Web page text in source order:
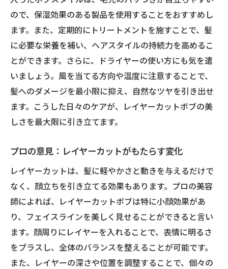
過去のスタイルから脱却するヒント
新たな魅力を引き出すカラーチェンジ
レイヤーカットで自信を持つ秘訣
美的変化を楽しむための心得
おしゃれを楽しむためのスタイリング例
ので、保湿効果のある製品を使用することをおすすめし
ます。また、定期的にトリートメントを施すことで、髪
に必要な栄養を補い、ヘアスタイルの持続力を高めるこ
とができます。さらに、ドライヤーの使い方にも気を遣
いましょう。風を当てる方向や温度に注意することで、
髪へのダメージを最小限に抑え、自然なツヤを引き出せ
ます。こうした日々のケアが、レイヤーカットボブの美
しさを最大限に引き立てます。
プロの意見：レイヤーカットがもたらす変化
レイヤーカットは、髪に軽やかさと動きを与えるだけで
なく、顔立ちを引き立てる効果もあります。プロの美容
師によれば、レイヤーカットボブは特に小顔効果があ
り、フェイスラインを美しく見せることができると言い
ます。顔周りにレイヤーを入れることで、表情に明るさ
をプラスし、全体のバランスを整えることが可能です。
また、レイヤーの深さや位置を調整することで、個々の